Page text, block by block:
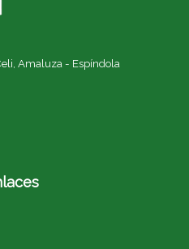
Amaluza - Espíndola